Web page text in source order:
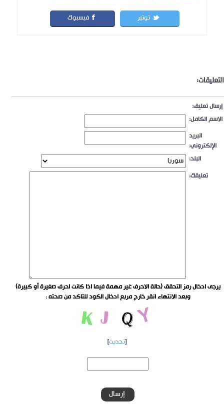
توتير فيسبوك
التعليقات:
إرسال تعليق:
الاسم الكامل:
البريد
الإلكتروني:
البلد:
تعليقك:
يرجى ادخال رمز التحقق (حالة الاحرف غير مهمة فيما اذا كانت احرف صغيرة أو كبيرة)
وبعد الانتهاء انقر خارج مربع ادخال الكود للتاكد من صحته:
[تحديث]